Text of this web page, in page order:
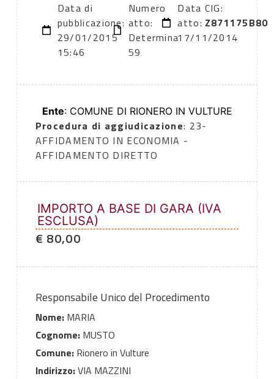
Data di
pubblicazione:
29/01/2015
15:46
Numero
atto:
Determina
59
Data
atto:
17/11/2014
CIG:
Z871175B80
Ente: COMUNE DI RIONERO IN VULTURE
Procedura di aggiudicazione: 23-
AFFIDAMENTO IN ECONOMIA -
AFFIDAMENTO DIRETTO
IMPORTO A BASE DI GARA (IVA
ESCLUSA)
€ 80,00
Responsabile Unico del Procedimento
Nome:MARIA
Cognome:MUSTO
Comune:Rionero in Vulture
Indirizzo:VIA MAZZINI